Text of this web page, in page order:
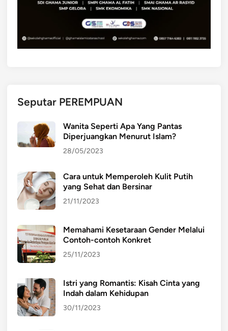
Seputar PEREMPUAN
Wanita Seperti Apa Yang Pantas
Diperjuangkan Menurut Islam?
28/05/2023
Cara untuk Memperoleh Kulit Putih
yang Sehat dan Bersinar
21/11/2023
Memahami Kesetaraan Gender Melalui
Contoh-contoh Konkret
25/11/2023
Istri yang Romantis: Kisah Cinta yang
Indah dalam Kehidupan
30/11/2023